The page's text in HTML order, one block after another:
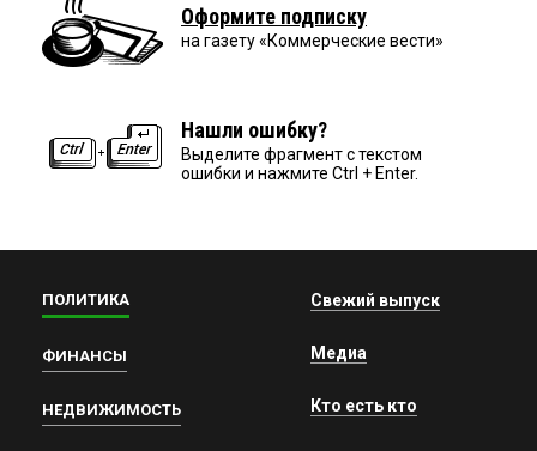
Оформите подписку
на газету «Коммерческие вести»
Нашли ошибку?
Выделите фрагмент с текстом
ошибки и нажмите Ctrl + Enter.
ПОЛИТИКА
ФИНАНСЫ
НЕДВИЖИМОСТЬ
Свежий выпуск
Медиа
Кто есть кто